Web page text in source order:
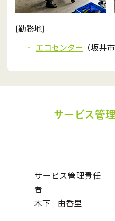
[勤務地]
エコセンター （坂井市
サービス管
サービス管理責任
者
木下 由香里